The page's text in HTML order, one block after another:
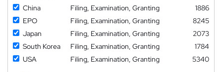
China
Filing, Examination, Granting
1886
EPO
Filing, Examination, Granting
8245
Japan
Filing, Examination, Granting
2073
South Korea
Filing, Examination, Granting
1784
USA
Filing, Examination, Granting
5340